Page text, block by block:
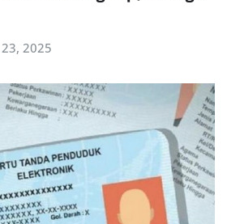
2025